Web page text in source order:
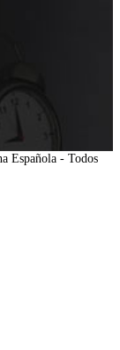
Española - Todos